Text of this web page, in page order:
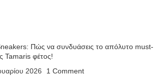
Πώς να συνδυάσεις το απόλυτο must-
Tamaris φέτος!
2026
1 Comment